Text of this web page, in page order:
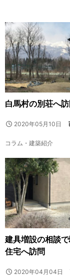
白馬村の別荘へ訪
2020年05月10日
コラム・建築紹介
建具増設の相談
住宅へ訪問
2020年04月04日